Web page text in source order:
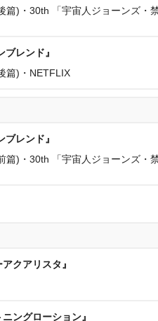
篇)・30th 「宇宙人ジョーンズ・
レンド』
篇)・NETFLIX
レンド』
篇)・30th 「宇宙人ジョーンズ
クアリスタ』
ングローション』